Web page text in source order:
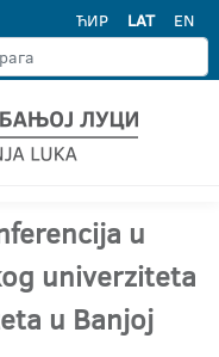
ЋИР LAT EN
u
univerziteta
u Banjoj